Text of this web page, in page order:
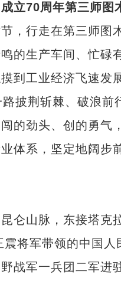
70周年第三师图
行走在第三师图
的生产车间、忙
到工业经济飞速发
荆斩棘、破浪前
的劲头、创的勇气
体系，坚定地阔步
山脉，东接塔克
将军带领的中国人
军一兵团二军进